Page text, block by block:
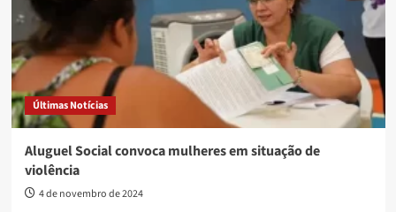
Últimas Notícias
Aluguel Social convoca mulheres em situação de
violência
4 de novembro de 2024